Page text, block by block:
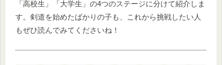
「高校生」「大学生」の4つのステージに分けて紹介しま
す。剣道を始めたばかりの子も、これから挑戦したい人
もぜひ読んでみてくださいね！